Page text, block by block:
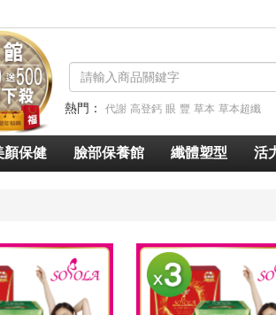
熱門： 代謝 高登鈣 眼 豐 草本 草本超纖
顏保健 臉部保養館 纖體塑型 活